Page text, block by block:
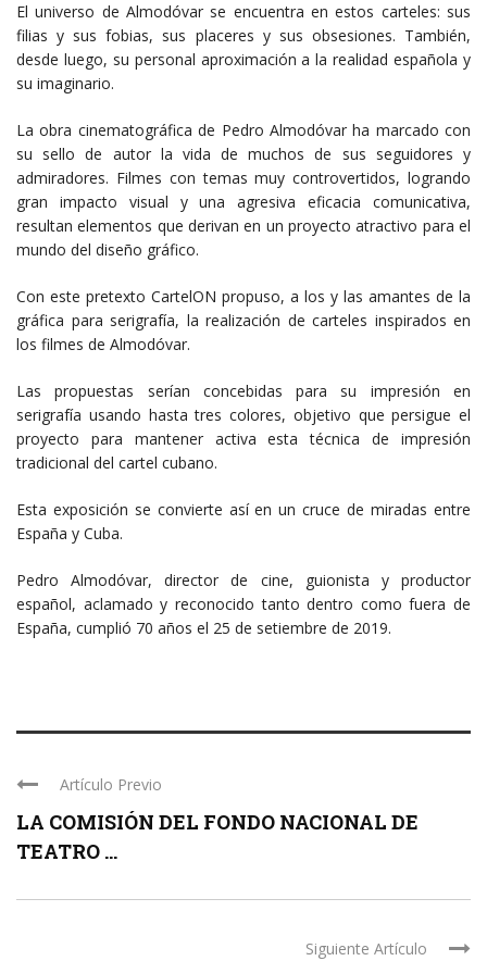
El universo de Almodóvar se encuentra en estos carteles: sus
filias y sus fobias, sus placeres y sus obsesiones. También,
desde luego, su personal aproximación a la realidad española y
su imaginario.
La obra cinematográfica de Pedro Almodóvar ha marcado con
su sello de autor la vida de muchos de sus seguidores y
admiradores. Filmes con temas muy controvertidos, logrando
gran impacto visual y una agresiva eficacia comunicativa,
resultan elementos que derivan en un proyecto atractivo para el
mundo del diseño gráfico.
Con este pretexto CartelON propuso, a los y las amantes de la
gráfica para serigrafía, la realización de carteles inspirados en
los filmes de Almodóvar.
Las propuestas serían concebidas para su impresión en
serigrafía usando hasta tres colores, objetivo que persigue el
proyecto para mantener activa esta técnica de impresión
tradicional del cartel cubano.
Esta exposición se convierte así en un cruce de miradas entre
España y Cuba.
Pedro Almodóvar, director de cine, guionista y productor
español, aclamado y reconocido tanto dentro como fuera de
España, cumplió 70 años el 25 de setiembre de 2019.
Artículo Previo
LA COMISIÓN DEL FONDO NACIONAL DE
TEATRO ...
Siguiente Artículo